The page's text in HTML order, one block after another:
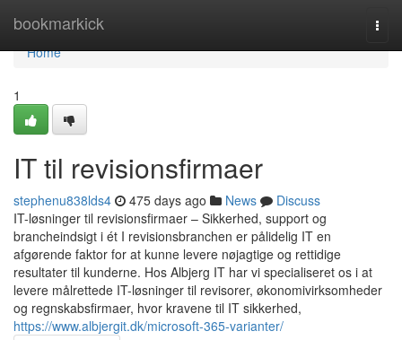
bookmarkick
Home
Home
1
IT til revisionsfirmaer
stephenu838lds4 475 days ago News
Discuss
IT-løsninger til revisionsfirmaer – Sikkerhed, support og
brancheindsigt i ét I revisionsbranchen er pålidelig IT en
afgørende faktor for at kunne levere nøjagtige og rettidige
resultater til kunderne. Hos Albjerg IT har vi specialiseret os i at
levere målrettede IT-løsninger til revisorer, økonomivirksomheder
og regnskabsfirmaer, hvor kravene til IT sikkerhed,
https://www.albjergit.dk/microsoft-365-varianter/